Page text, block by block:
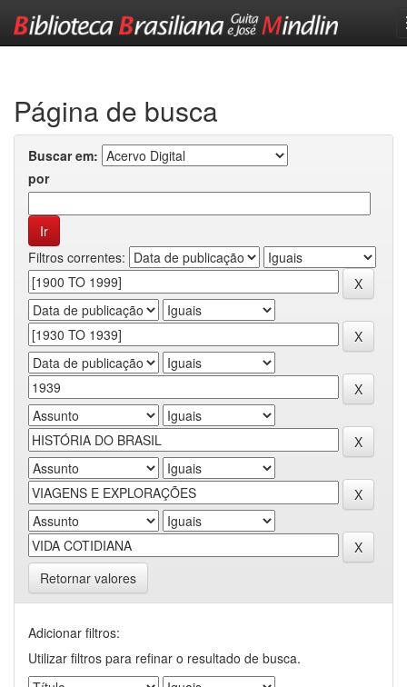
Página de busca
Buscar em:
por
Filtros correntes:
Retornar valores
Adicionar filtros:
Utilizar filtros para refinar o resultado de busca.